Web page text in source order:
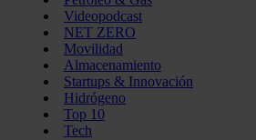
Videopodcast
NET ZERO
Movilidad
Almacenamiento
Startups & Innovación
Hidrógeno
Top 10
Tech